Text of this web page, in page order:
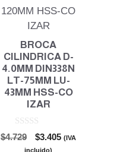
BROCA
CILINDRICA D-
4.0MM DIN338N
LT-75MM LU-
43MM HSS-CO
IZAR
0
d
$4.729
El
precio
$3.405El(IVA
incluido)